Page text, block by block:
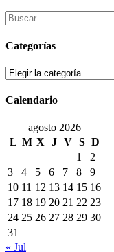
Buscar:
Categorías
Categorías
Calendario
agosto 2026
L M X J V S D
1
2
3
4 5 6 7 8
9
10 11 12 13 14 15 16
17 18 19 20 21 22 23
24 25 26 27 28 29 30
31
« Jul